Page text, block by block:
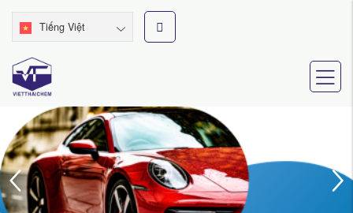
Tiếng Việt